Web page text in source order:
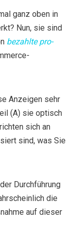
ganz oben in
Nun, sie sind
bezahlte pro-
Anzeigen sehr
(A) sie optisch
sich an
sind, was Sie
Durchführung
die
auf dieser